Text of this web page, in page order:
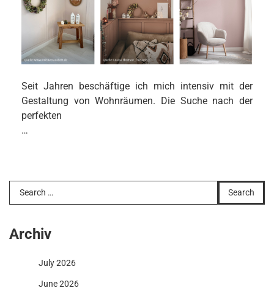
Seit Jahren beschäftige ich mich intensiv mit der
Gestaltung von Wohnräumen. Die Suche nach der
perfekten
…
Search
for:
Archiv
July 2026
June 2026